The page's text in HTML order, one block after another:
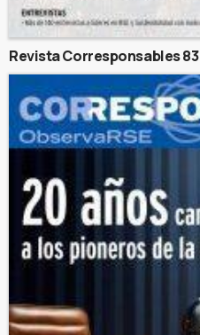
Revista Corresponsables 83